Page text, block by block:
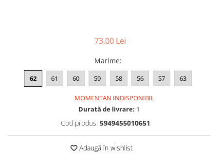
73,00 Lei
Marime:
62 61 60 59 58 56 57 63
MOMENTAN INDISPONIBIL
Durată de livrare: 1
Cod produs: 5949455010651
Adaugă în wishlist